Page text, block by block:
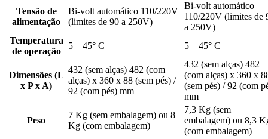
Tensão de
alimentação
Bi-volt automático 110/220V
(limites de 90 a 250V)
Bi-volt automático
110/220V (limites de
a 250V)
Temperatura
de operação
5 – 45° C 5 – 45° C
Dimensões (L
x P x A)
432 (sem alças) 482 (com
alças) x 360 x 88 (sem pés) /
92 (com pés) mm
432 (sem alças) 482
(com alças) x 360 x
(sem pés) / 92 (com
mm
Peso
7 Kg (sem embalagem) ou 8
Kg (com embalagem)
7,3 Kg (sem
embalagem) ou 8,3
(com embalagem)